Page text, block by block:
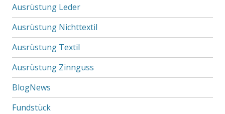
Ausrüstung Leder
Ausrüstung Nichttextil
Ausrüstung Textil
Ausrüstung Zinnguss
BlogNews
Fundstück